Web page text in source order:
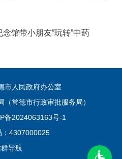
馆带小朋友“玩转”中药
市人民政府办公室
常德市行政审批服务局）
备2024063163号-1
：4307000025
导航